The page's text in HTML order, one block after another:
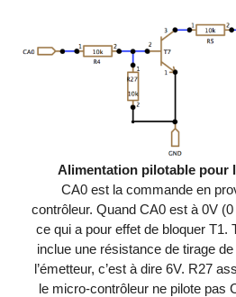
Alimentation pilotable pour
CA0 est la commande en
contrôleur. Quand CA0 est à 0V
ce qui a pour effet de bloquer T1.
inclue une résistance de tirage
l’émetteur, c’est à dire 6V. R27
le micro-contrôleur ne pilote pas